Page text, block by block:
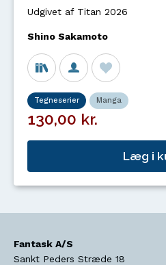
Udgivet af Titan 2026
Shino Sakamoto
Tegneserier Manga
130,00 kr.
Læg i
Fantask A/S
Sankt Peders Stræde 18